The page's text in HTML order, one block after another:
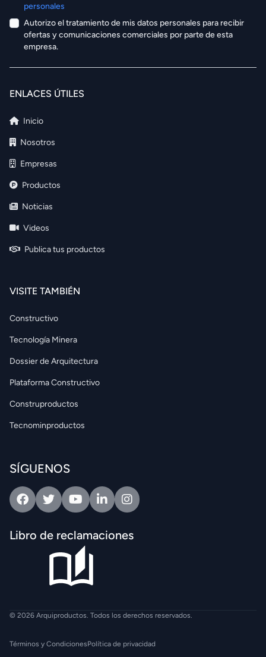
personales
Autorizo el tratamiento de mis datos personales para recibir
ofertas y comunicaciones comerciales por parte de esta
empresa.
ENLACES ÚTILES
Inicio
Nosotros
Empresas
Productos
Noticias
Videos
Publica tus productos
VISITE TAMBIÉN
Constructivo
Tecnología Minera
Dossier de Arquitectura
Plataforma Constructivo
Construproductos
Tecnominproductos
SÍGUENOS
FacebookTwitterYoutubeLinkedinIntagram
Libro de reclamaciones
© 2026 Arquiproductos. Todos los derechos reservados.
Términos y CondicionesPolítica de privacidad